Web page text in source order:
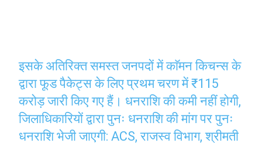
इसके अतिरिक्त समस्त जनपदों में काॅमन किचन्स के
द्वारा फूड पैकेट्स के लिए प्रथम चरण में ₹115
करोड़ जारी किए गए हैं। धनराशि की कमी नहीं होगी,
जिलाधिकारियों द्वारा पुनः धनराशि की मांग पर पुनः
धनराशि भेजी जाएगी: ACS, राजस्व विभाग, श्रीमती